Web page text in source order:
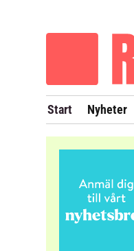
Start Nyheter
OM REVANSCH